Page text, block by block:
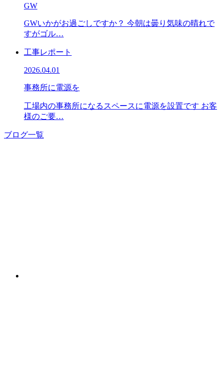
GW
GWいかがお過ごしですか？ 今朝は曇り気味の晴れで
すがゴル…
工事レポート
2026.04.01
事務所に電源を
工場内の事務所になるスペースに電源を設置です お客
様のご要…
ブログ一覧